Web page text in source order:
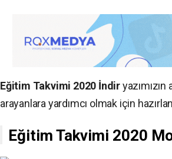
Eğitim Takvimi 2020 İndir
arayanlara yardımcı olmak için
Eğitim Takvimi 2020